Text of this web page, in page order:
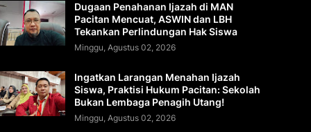
Dugaan Penahanan Ijazah di MAN
Pacitan Mencuat, ASWIN dan LBH
Tekankan Perlindungan Hak Siswa
Minggu, Agustus 02, 2026
Ingatkan Larangan Menahan Ijazah
Siswa, Praktisi Hukum Pacitan: Sekolah
Bukan Lembaga Penagih Utang!
Minggu, Agustus 02, 2026